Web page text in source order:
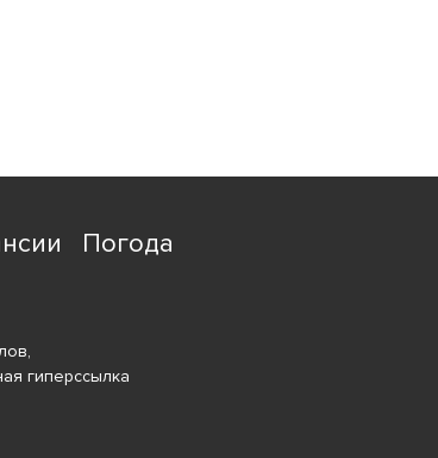
Погода
гиперссылка